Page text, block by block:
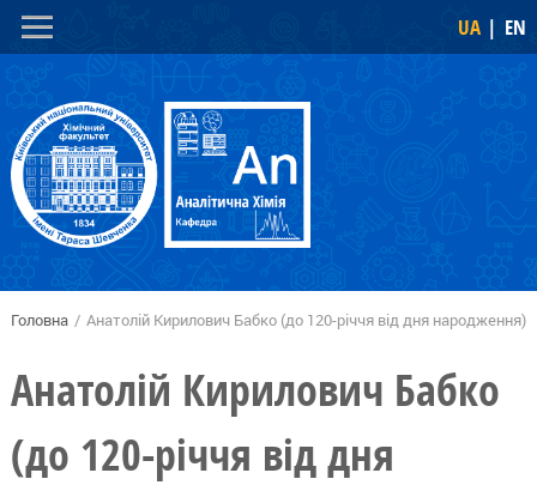
Перейти
до
вмісту
Skip to
navigation
UA EN
Головна / Анатолій Кирилович Бабко (до 120-річчя від дня народження)
Анатолій Кирилович Бабко
(до 120-річчя від дня